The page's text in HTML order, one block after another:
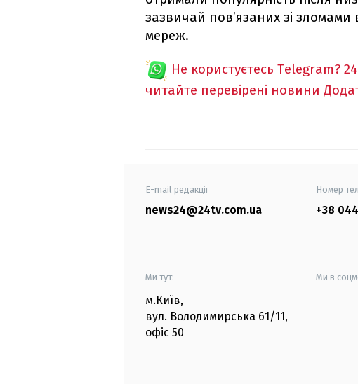
зазвичай пов’язаних зі
мереж.
Не користуєтесь Telegram?
читайте перевірені новини
E-mail редакції
news24@24tv.com.ua
Номер
+38
Ми тут:
м.Київ,
вул. Володимирська 61/11,
офіс 50
Ми в